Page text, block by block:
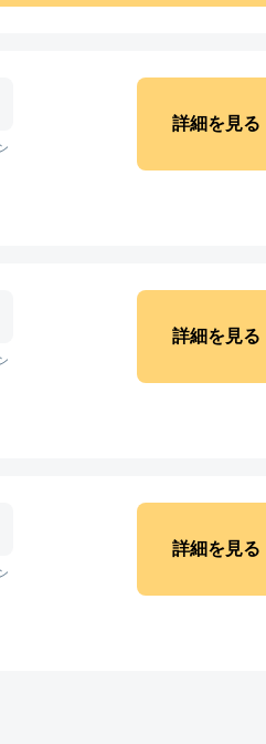
詳細を見る
詳細を見る
詳細を見る